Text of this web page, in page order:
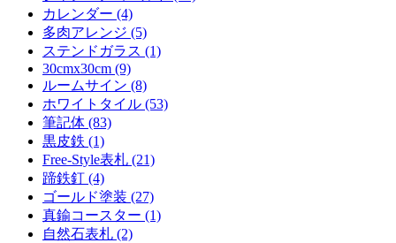
カレンダー (4)
多肉アレンジ (5)
ステンドガラス (1)
30cmx30cm (9)
ルームサイン (8)
ホワイトタイル (53)
筆記体 (83)
黒皮鉄 (1)
Free-Style表札 (21)
蹄鉄釘 (4)
ゴールド塗装 (27)
真鍮コースター (1)
自然石表札 (2)